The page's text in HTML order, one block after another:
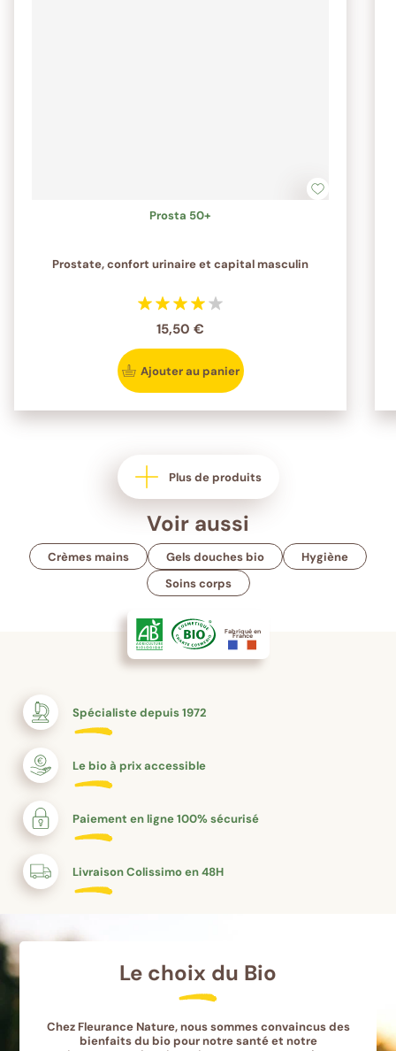
Prosta 50+
Prostate, confort urinaire et capital masculin
15,50 €
Ajouter au panier
Plus de produits
Voir aussi
Crèmes mains Gels douches bio
Hygiène
Soins corps
Fabriqué en
France
Spécialiste depuis 1972
Le bio à prix accessible
Paiement en ligne 100% sécurisé
Livraison Colissimo en 48H
Le choix du Bio
Chez Fleurance Nature, nous sommes convaincus des
bienfaits du bio pour notre santé et notre